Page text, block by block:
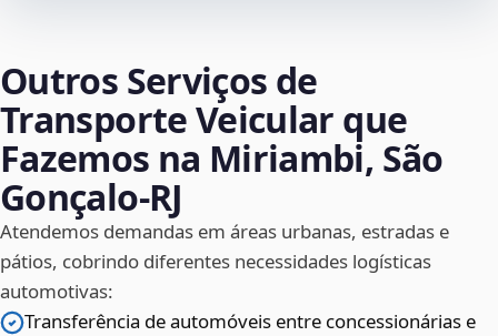
Outros Serviços de
Transporte Veicular que
Fazemos na Miriambi, São
Gonçalo‑RJ
Atendemos demandas em áreas urbanas, estradas e
pátios, cobrindo diferentes necessidades logísticas
automotivas:
Transferência de automóveis entre concessionárias e